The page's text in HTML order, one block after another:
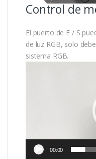
Control de
El puerto de E / S
de luz RGB, solo
sistema RGB.
00:00